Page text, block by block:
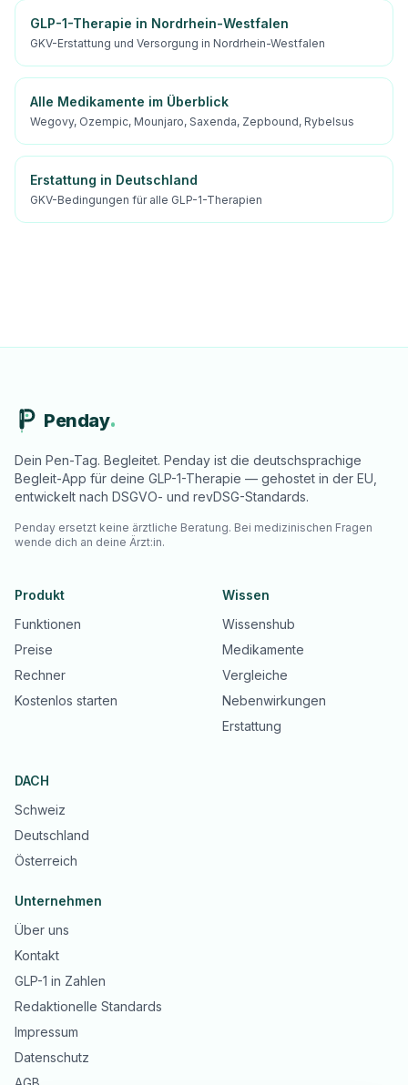
GLP-1-Therapie in Nordrhein-Westfalen
GKV-Erstattung und Versorgung in Nordrhein-Westfalen
Alle Medikamente im Überblick
Wegovy, Ozempic, Mounjaro, Saxenda, Zepbound, Rybelsus
Erstattung in Deutschland
GKV-Bedingungen für alle GLP-1-Therapien
Penday
Dein Pen-Tag. Begleitet. Penday ist die deutschsprachige
Begleit-App für deine GLP-1-Therapie — gehostet in der EU,
entwickelt nach DSGVO- und revDSG-Standards.
Penday ersetzt keine ärztliche Beratung. Bei medizinischen Fragen
wende dich an deine Ärzt:in.
Produkt
Funktionen
Preise
Rechner
Kostenlos starten
Wissen
Wissenshub
Medikamente
Vergleiche
Nebenwirkungen
Erstattung
DACH
Schweiz
Deutschland
Österreich
Unternehmen
Über uns
Kontakt
GLP-1 in Zahlen
Redaktionelle Standards
Impressum
Datenschutz